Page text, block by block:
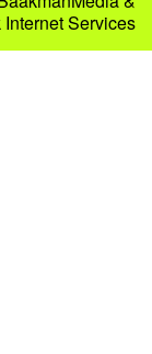
Internet Services